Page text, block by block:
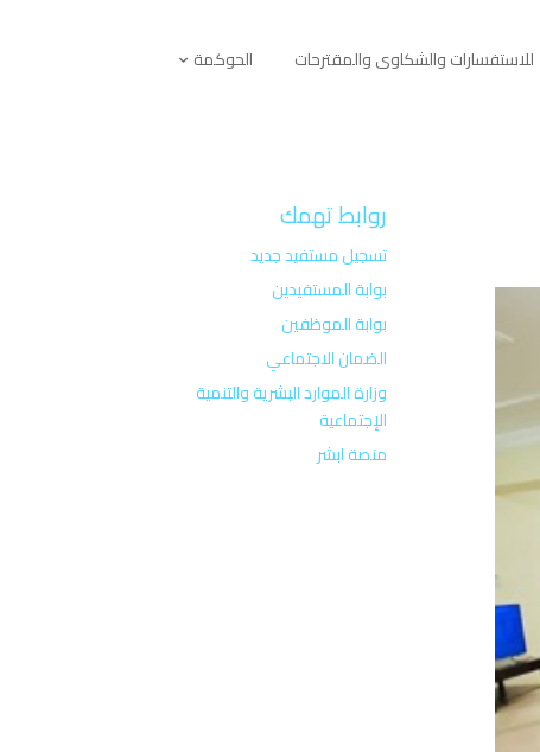
للاستفسارات والشكاوى والمقترحات الحوكمة
روابط تهمك
تسجيل مستفيد جديد
بوابة المستفيدين
بوابة الموظفين
الضمان الاجتماعي
وزارة الموارد البشرية والتنمية
الإجتماعية
منصة ابشر